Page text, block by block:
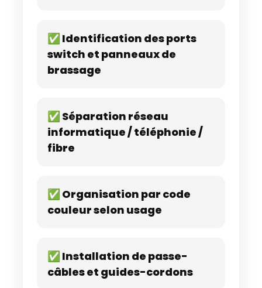
✅ Identification des ports
switch et panneaux de
brassage
✅ Séparation réseau
informatique / téléphonie /
fibre
✅ Organisation par code
couleur selon usage
✅ Installation de passe-
câbles et guides-cordons